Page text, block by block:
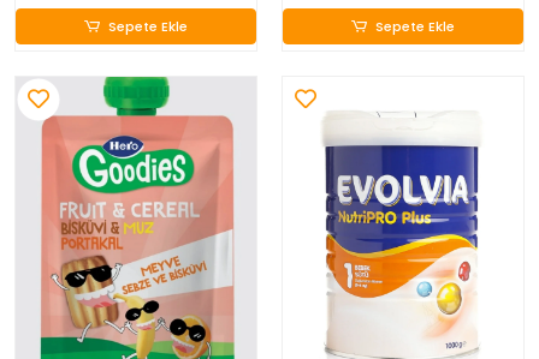
Sepete Ekle Sepete Ekle